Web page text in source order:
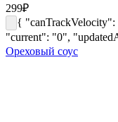
299₽
{
"current": "0",
Ореховый соус